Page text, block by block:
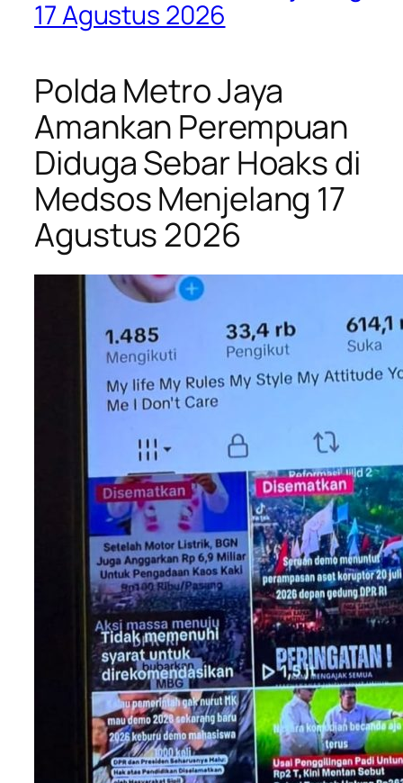
17 Agustus 2026
Polda Metro Jaya
Amankan Perempuan
Diduga Sebar Hoaks di
Medsos Menjelang 17
Agustus 2026